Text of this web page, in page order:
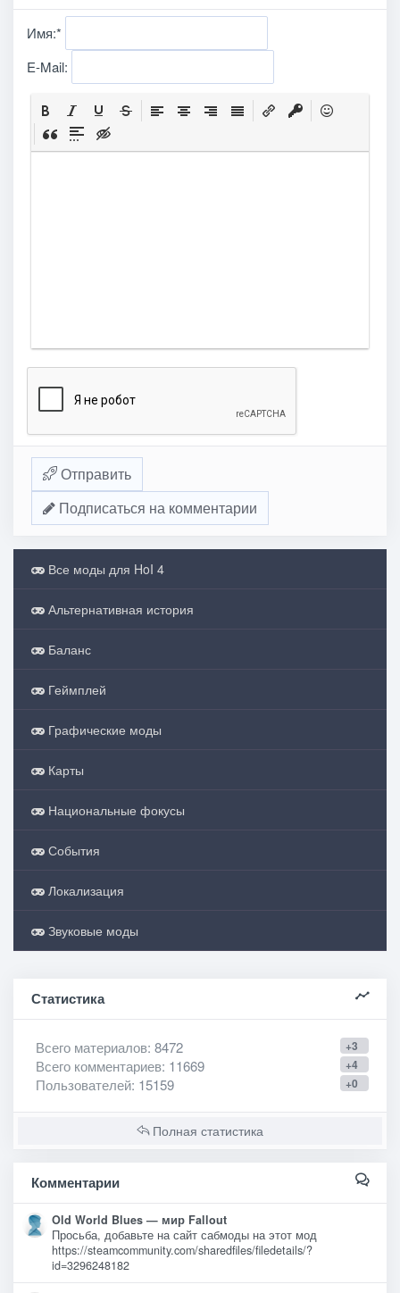
Имя:*
E-Mail:
Отправить
Подписаться на комментарии
Все моды для HoI 4
Альтернативная история
Баланс
Геймплей
Графические моды
Карты
Национальные фокусы
События
Локализация
Звуковые моды
Статистика
+3
Всего материалов: 8472
+4
Всего комментариев: 11669
+0
Пользователей: 15159
Полная статистика
Комментарии
Old World Blues — мир Fallout
Просьба, добавьте на сайт сабмоды на этот мод
https://steamcommunity.com/sharedfiles/filedetails/?
id=3296248182